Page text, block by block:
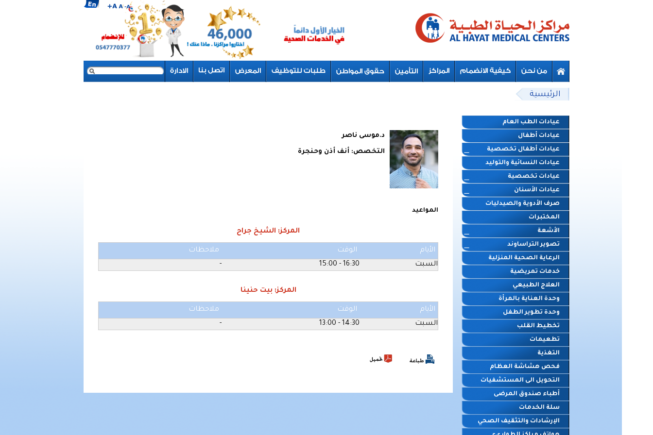
نموذج البحث
بحث
Beyond Designs You are here
الرئيسية
عيادات الطب العام
عيادات أطفال
عيادات أطفال تخصصية
عيادات النسائية والتوليد
عيادات تخصصية
عيادات الأسنان
صرف الأدوية والصيدليات
المختبرات
الأشعة
تصوير التراساوند
الرعاية الصحية المنزلية
خدمات تمريضية
العلاج الطبيعي
وحدة العناية بالمرأة
وحدة تطوير الطفل
تخطيط القلب
تطعيمات
التغذية
فحص هشاشة العظام
التحويل الى المستشفيات
أطباء صندوق المرضى
سلة الخدمات
الإرشادات والتثقيف الصحي
د.موسى ناصر
التخصص: أنف أذن وحنجرة
المواعيد
المركز: الشيخ جراح
الأيام الوقت
ملاحظات
السبت
16:30 - 15:00
-
المركز: بيت حنينا
الأيام الوقت
ملاحظات
السبت
14:30 - 13:00
-